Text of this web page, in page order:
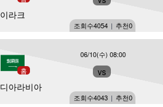
이라크
조회수4054 | 추천0
홈
아라비아
vs
06/10(수) 08:00
조회수4043 | 추천0